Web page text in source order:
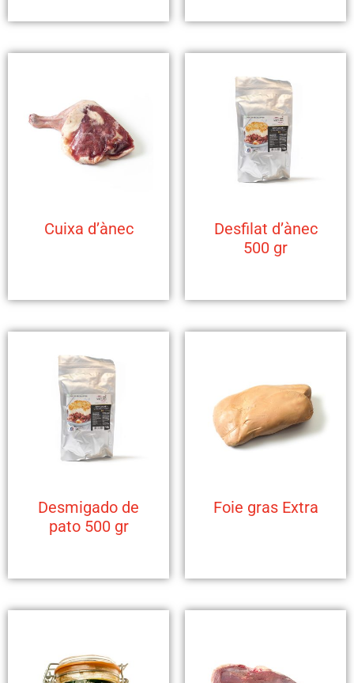
Cuixa d’ànec
Desfilat d’ànec
500 gr
Desmigado de
pato 500 gr
Foie gras Extra